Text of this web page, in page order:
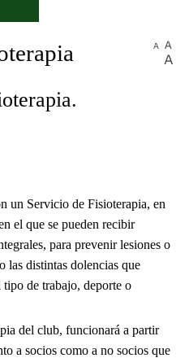
un Servicio de Fisioterapia, en
el que se pueden recibir
para prevenir lesiones o
las distintas dolencias que
tipo de trabajo, deporte o
del club, funcionará a partir
a socios como a no socios que